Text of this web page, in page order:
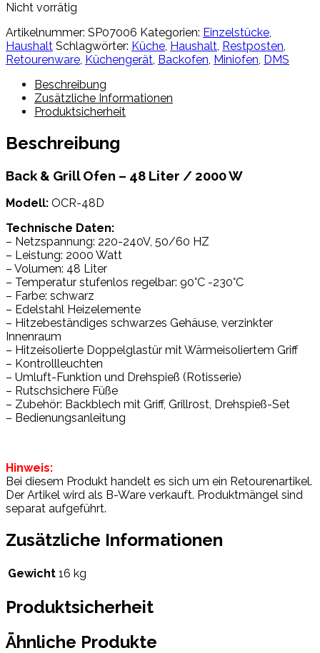
Nicht vorrätig
Artikelnummer: SP07006 Kategorien: Einzelstücke
Haushalt Schlagwörter: Küche Haushalt Restposten
Retourenware Küchengerät Backofen Miniofen DMS
Beschreibung
Zusätzliche Informationen
Produktsicherheit
Beschreibung
Back & Grill Ofen – 48 Liter / 2000 W
Modell: OCR-48D
Technische Daten:
– Netzspannung: 220-240V, 50/60 HZ
– Leistung: 2000 Watt
– Volumen: 48 Liter
– Temperatur stufenlos regelbar: 90°C -230°C
– Farbe: schwarz
– Edelstahl Heizelemente
– Hitzebeständiges schwarzes Gehäuse, verzinkter
Innenraum
– Hitzeisolierte Doppelglastür mit Wärmeisoliertem Griff
– Kontrollleuchten
– Umluft-Funktion und Drehspieß (Rotisserie)
– Rutschsichere Füße
– Zubehör: Backblech mit Griff, Grillrost, Drehspieß-Set
– Bedienungsanleitung
Hinweis:
Bei diesem Produkt handelt es sich um ein Retourenartikel.
Der Artikel wird als B-Ware verkauft. Produktmängel sind
separat aufgeführt.
Zusätzliche Informationen
Gewicht 16 kg
Produktsicherheit
Ähnliche Produkte